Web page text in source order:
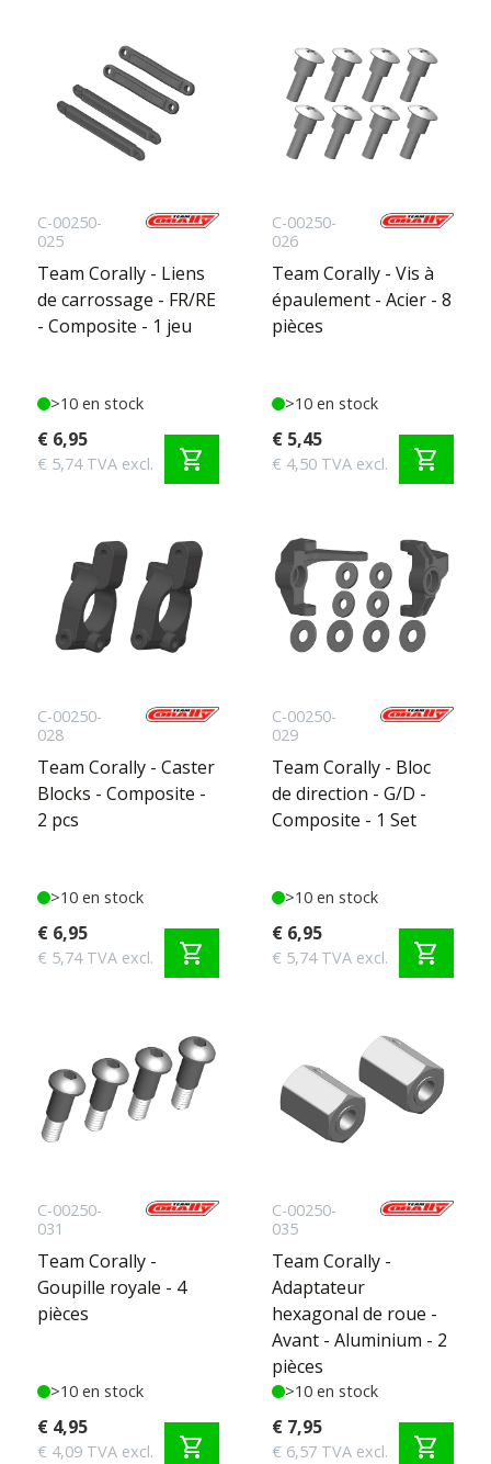
C-00250-
025
Team Corally - Liens
de carrossage - FR/RE
- Composite - 1 jeu
>10 en stock
€ 6,95
€ 5,74 TVA excl. shopping_cart
C-00250-
026
Team Corally - Vis à
épaulement - Acier - 8
pièces
>10 en stock
€ 5,45
€ 4,50 TVA excl. shopping_cart
C-00250-
028
Team Corally - Caster
Blocks - Composite -
2 pcs
>10 en stock
€ 6,95
€ 5,74 TVA excl. shopping_cart
C-00250-
029
Team Corally - Bloc
de direction - G/D -
Composite - 1 Set
>10 en stock
€ 6,95
€ 5,74 TVA excl. shopping_cart
C-00250-
031
Team Corally -
Goupille royale - 4
pièces
>10 en stock
€ 4,95
€ 4,09 TVA excl. shopping_cart
C-00250-
035
Team Corally -
Adaptateur
hexagonal de roue -
Avant - Aluminium - 2
pièces
>10 en stock
€ 7,95
€ 6,57 TVA excl. shopping_cart